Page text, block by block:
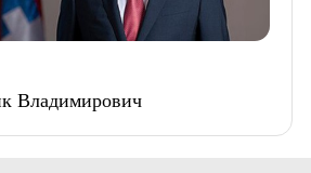
Владимирович